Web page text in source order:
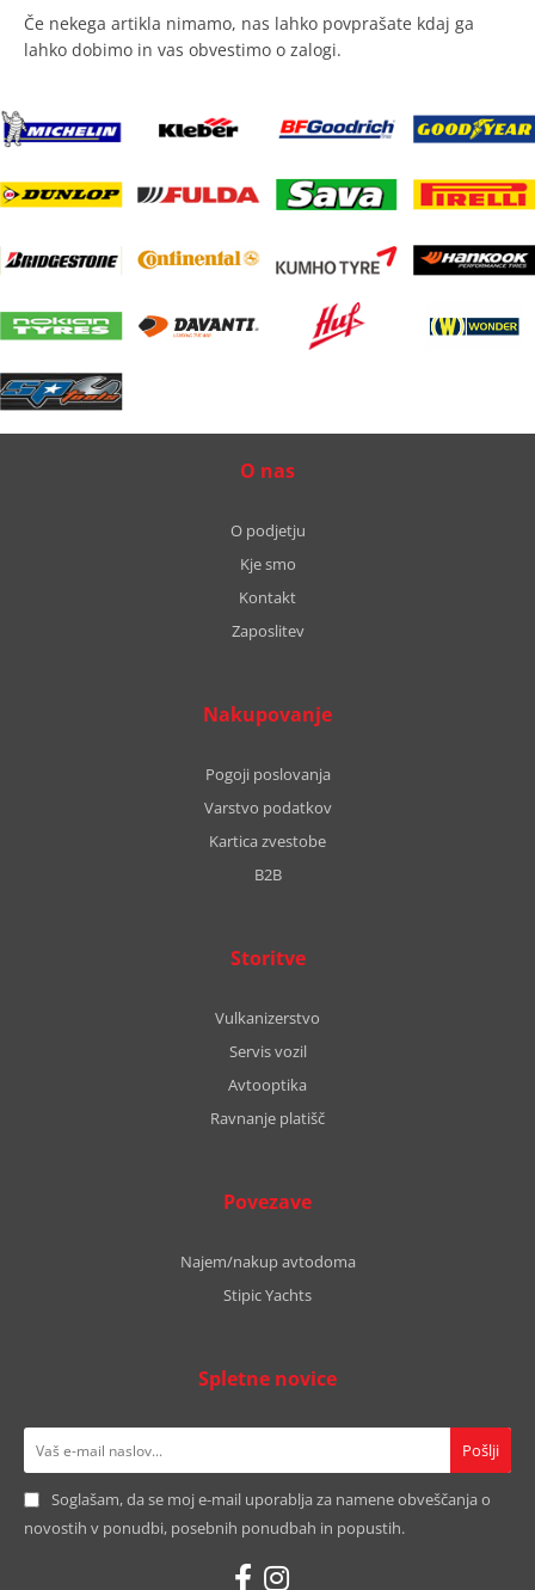
Če nekega artikla nimamo, nas lahko povprašate kdaj ga
lahko dobimo in vas obvestimo o zalogi.
O nas
O podjetju
Kje smo
Kontakt
Zaposlitev
Nakupovanje
Pogoji poslovanja
Varstvo podatkov
Kartica zvestobe
B2B
Storitve
Vulkanizerstvo
Servis vozil
Avtooptika
Ravnanje platišč
Povezave
Najem/nakup avtodoma
Stipic Yachts
Spletne novice
Soglašam, da se moj e-mail uporablja za namene obveščanja o
novostih v ponudbi, posebnih ponudbah in popustih.